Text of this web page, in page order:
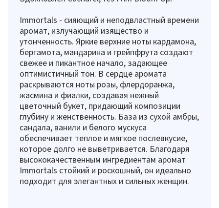
Immortals - сияющий и неподвластный времени
аромат, излучающий изящество и
утонченность. Яркие верхние ноты кардамона,
бергамота, мандарина и грейпфрута создают
свежее и пикантное начало, задающее
оптимистичный тон. В сердце аромата
раскрываются ноты розы, флердоранжа,
жасмина и фиалки, создавая нежный
цветочный букет, придающий композиции
глубину и женственность. База из сухой амбры,
сандала, ванили и белого мускуса
обеспечивает теплое и мягкое послевкусие,
которое долго не выветривается. Благодаря
высококачественным ингредиентам аромат
Immortals стойкий и роскошный, он идеально
подходит для элегантных и сильных женщин.